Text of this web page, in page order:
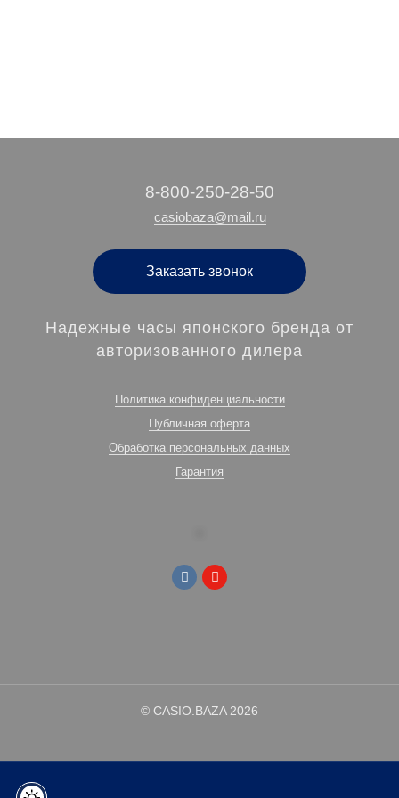
‭8-800-250-28-50
casiobaza@mail.ru
Заказать звонок
Надежные часы японского бренда от
авторизованного дилера
Политика конфиденциальности
Публичная оферта
Обработка персональных данных
Гарантия
© CASIO.BAZA 2026